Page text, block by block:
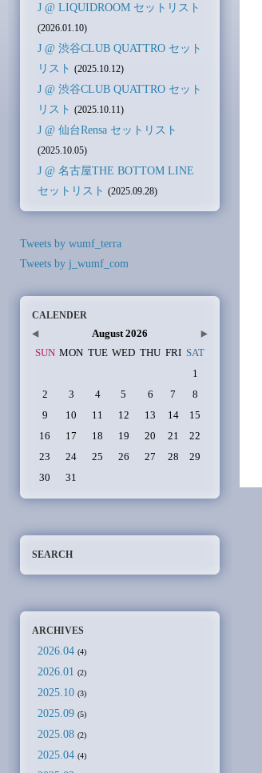
J @ LIQUIDROOM セットリスト
(2026.01.10)
J @ 渋谷CLUB QUATTRO セット
リスト (2025.10.12)
J @ 渋谷CLUB QUATTRO セット
リスト (2025.10.11)
J @ 仙台Rensa セットリスト
(2025.10.05)
J @ 名古屋THE BOTTOM LINE
セットリスト (2025.09.28)
Tweets by wumf_terra
Tweets by j_wumf_com
CALENDER
August 2026
SUN MON TUE WED THU FRI SAT
1
2
3 4 5 6 7
8
9
10 11 12 13 14
15
16
17 18 19 20 21
22
23
24 25 26 27 28
29
30
31
SEARCH
ARCHIVES
2026.04 (4)
2026.01 (2)
2025.10 (3)
2025.09 (5)
2025.08 (2)
2025.04 (4)